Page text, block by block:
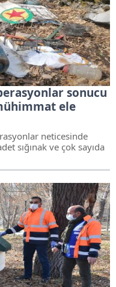
sonucu
ele
neticesinde
sığınak ve çok sayıda